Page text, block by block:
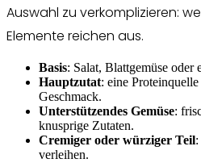
Auswahl zu verkomplizieren:
Elemente reichen aus.
Basis: Salat, Blattgemüse oder
Hauptzutat: eine
Geschmack.
Unterstützendes Gemüse:
knusprige Zutaten.
Cremiger oder würziger Teil
verleihen.